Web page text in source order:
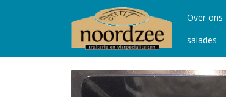
Over ons
salades